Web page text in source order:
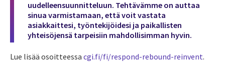
uudelleensuunnitteluun. Tehtävämme on auttaa
sinua varmistamaan, että voit vastata
asiakkaittesi, työntekijöidesi ja paikallisten
yhteisöjensä tarpeisiin mahdollisimman hyvin.
Lue lisää osoitteessa cgi.fi/fi/respond-rebound-reinvent.